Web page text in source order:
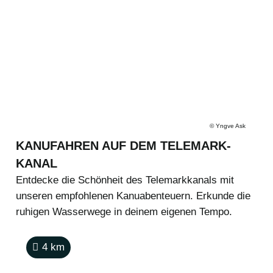
©Yngve Ask
KANUFAHREN AUF DEM TELEMARK-
KANAL
Entdecke die Schönheit des Telemarkkanals mit
unseren empfohlenen Kanuabenteuern. Erkunde die
ruhigen Wasserwege in deinem eigenen Tempo.
4 km